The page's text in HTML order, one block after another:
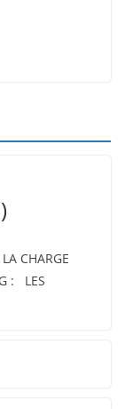
CHARGE
: LES